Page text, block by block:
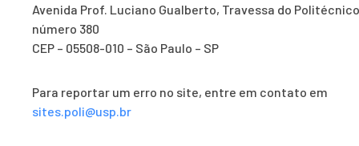
Avenida Prof. Luciano Gualberto, Travessa do
número 380
CEP – 05508-010 – São Paulo – SP
Para reportar um erro no site, entre em contato em
sites.poli@usp.br